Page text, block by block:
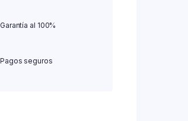
Garantía al 100%
Pagos seguros